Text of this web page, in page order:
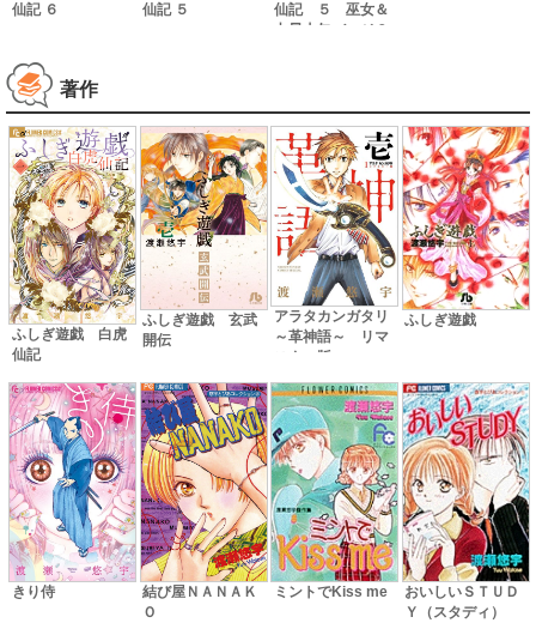
仙記 ６
仙記 ５
仙記 ５ 巫女＆
七星士缶バッジ２
著作
ふしぎ遊戯 白虎
仙記
ふしぎ遊戯 玄武
開伝
アラタカンガタリ
～革神語～ リマ
スター版
ふしぎ遊戯
きり侍
結び屋ＮＡＮＡＫ
Ｏ
ミントでKiss me
おいしいＳＴＵＤ
Ｙ（スタディ）